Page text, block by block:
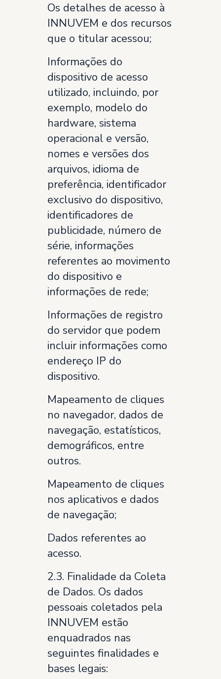
Os detalhes de acesso à
INNUVEM e dos recursos
que o titular acessou;
Informações do
dispositivo de acesso
utilizado, incluindo, por
exemplo, modelo do
hardware, sistema
operacional e versão,
nomes e versões dos
arquivos, idioma de
preferência, identificador
exclusivo do dispositivo,
identificadores de
publicidade, número de
série, informações
referentes ao movimento
do dispositivo e
informações de rede;
Informações de registro
do servidor que podem
incluir informações como
endereço IP do
dispositivo.
Mapeamento de cliques
no navegador, dados de
navegação, estatísticos,
demográficos, entre
outros.
Mapeamento de cliques
nos aplicativos e dados
de navegação;
Dados referentes ao
acesso.
2.3. Finalidade da Coleta
de Dados. Os dados
pessoais coletados pela
INNUVEM estão
enquadrados nas
seguintes finalidades e
bases legais: